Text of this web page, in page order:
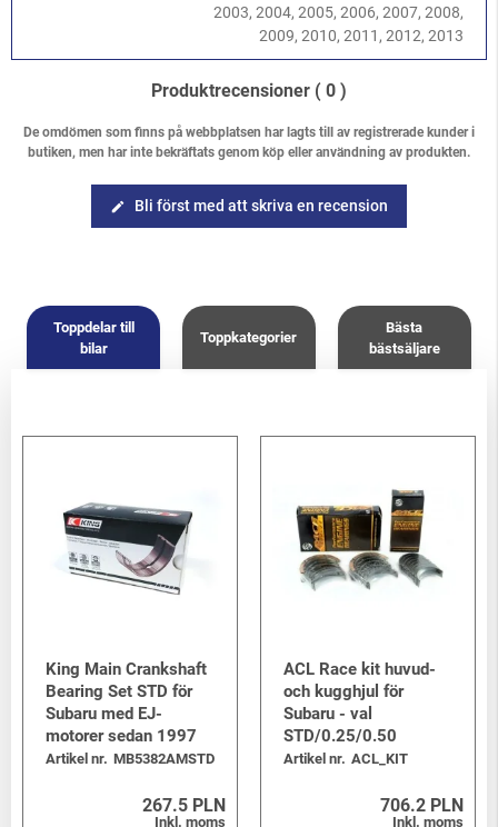
Forester S10 (SF) 1997-2002/2.0 Turbo
Forester S12 (SH) 2008-2013/2.5 Turbo EJ255
2003, 2004, 2005, 2006, 2007, 2008,
2009, 2010, 2011, 2012, 2013
Produktrecensioner ( 0 )
De omdömen som finns på webbplatsen har lagts till av registrerade kunder i
butiken, men har inte bekräftats genom köp eller användning av produkten.
edit Bli först med att skriva en recension
Toppdelar till
bilar
Toppkategorier
Bästa
bästsäljare
King Main Crankshaft
Bearing Set STD för
Subaru med EJ-
motorer sedan 1997
Artikel nr. MB5382AMSTD
267.5 PLN
Inkl. moms
ACL Race kit huvud-
och kugghjul för
Subaru - val
STD/0.25/0.50
Artikel nr. ACL_KIT
706.2 PLN
Inkl. moms